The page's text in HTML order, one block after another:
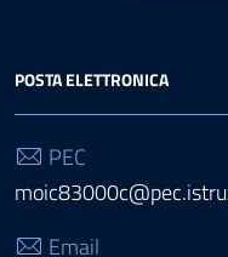
POSTA ELETTRONICA
PEC
Email